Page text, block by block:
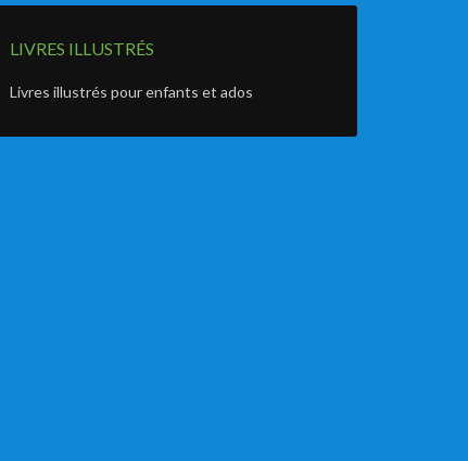
LIVRES ILLUSTRÉS
Livres illustrés pour enfants et ados